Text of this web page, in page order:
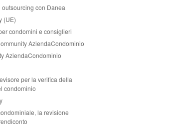
con Danea
(UE)
condomini e consiglieri
AziendaCondominio
AziendaCondominio
per la verifica della
condominio
la revisione